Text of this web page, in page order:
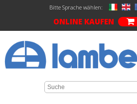
Bitte Sprache wählen:
ONLINE KAUFEN